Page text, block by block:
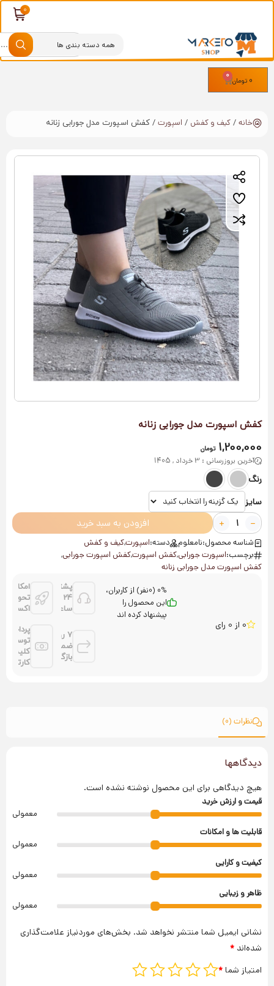
0 تومان
0
خانه / کیف و کفش / اسپورت / کفش اسپورت مدل جورابی زنانه
کفش اسپورت مدل جورابی زنانه
1,200,000 تومان
آخرین بروزرسانی : 3 خرداد , 1405
رنگ
سایز
افزودن به سبد خرید
شناسه محصول:نامعلوم دسته:اسپورت,کیف و کفش
برچسب:اسپورت جورابی,کفش اسپورت,کفش اسپورت جورابی,
کفش اسپورت مدل جورابی زنانه
0 از 0 رای
0% (0نفر) از کاربران،
این محصول را
پیشنهاد کرده اند
پشتیانی
24
ساعته
امکان
تحویل
اکسپرس
7 روز
ضمانت
بازگشت
پرداخت
توسط
کلیه
کارتها
نظرات (0)
دیدگاهها
هیچ دیدگاهی برای این محصول نوشته نشده است.
قیمت و ارزش خرید
معمولی
قابلیت ها و امکانات
معمولی
کیفیت و کارایی
معمولی
ظاهر و زیبایی
معمولی
نشانی ایمیل شما منتشر نخواهد شد. بخش‌های موردنیاز علامت‌گذاری
شده‌اند *
امتیاز شما *